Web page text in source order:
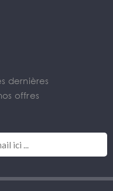
dernières
offres